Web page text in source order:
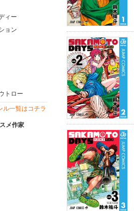
ィー
ョン
トロー
ル一覧はコチラ
メ作家